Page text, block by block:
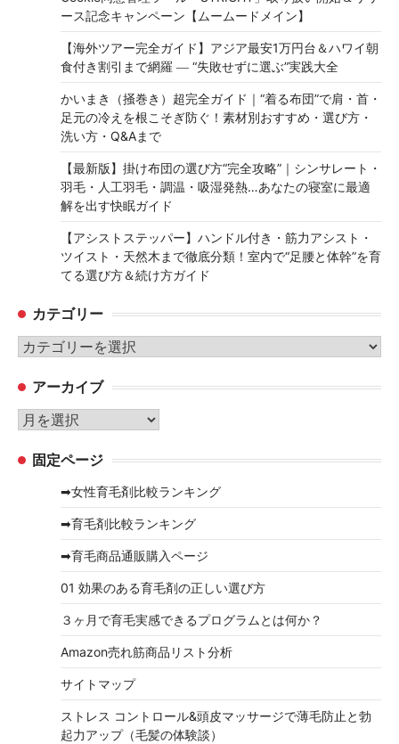
ース記念キャンペーン【ムームードメイン】
【海外ツアー完全ガイド】アジア最安1万円台＆ハワイ朝
食付き割引まで網羅 ― “失敗せずに選ぶ”実践大全
かいまき（掻巻き）超完全ガイド｜“着る布団”で肩・首・
足元の冷えを根こそぎ防ぐ！素材別おすすめ・選び方・
洗い方・Q&Aまで
【最新版】掛け布団の選び方“完全攻略”｜シンサレート・
羽毛・人工羽毛・調温・吸湿発熱…あなたの寝室に最適
解を出す快眠ガイド
【アシストステッパー】ハンドル付き・筋力アシスト・
ツイスト・天然木まで徹底分類！室内で“足腰と体幹”を育
てる選び方＆続け方ガイド
カテゴリー
カ
ゴ
リ
ー
アーカイブ
ア
カ 固定ページ
➡女性育毛剤比較ランキング
➡育毛剤比較ランキング
➡育毛商品通販購入ページ
01 効果のある育毛剤の正しい選び方
３ヶ月で育毛実感できるプログラムとは何か？
Amazon売れ筋商品リスト分析
サイトマップ
ストレス コントロール&頭皮マッサージで薄毛防止と勃
起力アップ（毛髪の体験談）